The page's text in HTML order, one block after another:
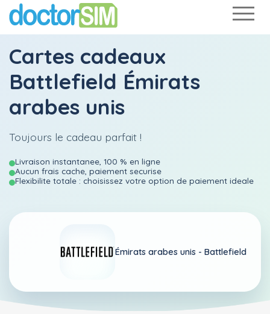
Cartes cadeaux
Battlefield Émirats
arabes unis
Toujours le cadeau parfait !
Livraison instantanee, 100 % en ligne
Aucun frais cache, paiement securise
Flexibilite totale : choisissez votre option de paiement ideale
Émirats arabes unis - Battlefield